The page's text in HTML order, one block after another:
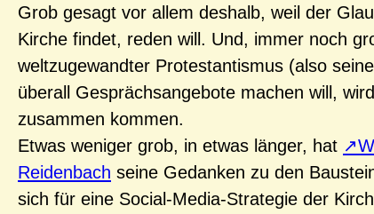
Grob gesagt vor allem deshalb, weil der
Kirche findet, reden will. Und, immer noch
weltzugewandter Protestantismus (also
überall Gesprächsangebote machen will,
zusammen kommen.
Etwas weniger grob, in etwas länger, hat
Reidenbach seine Gedanken zu den
sich für eine Social-Media-Strategie der